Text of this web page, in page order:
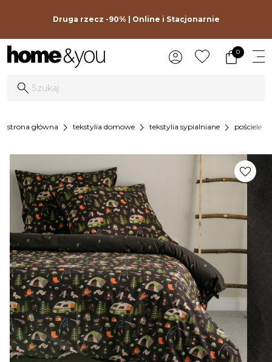
Druga rzecz -90% | Online i Stacjonarnie
0
strona główna chevron_right tekstylia domowe chevron_right tekstylia sypialniane chevron_right pościele
favorite